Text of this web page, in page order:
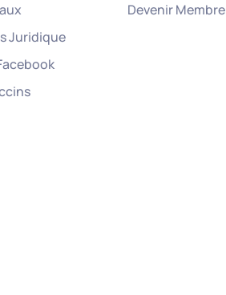
Juridique
Devenir Membre